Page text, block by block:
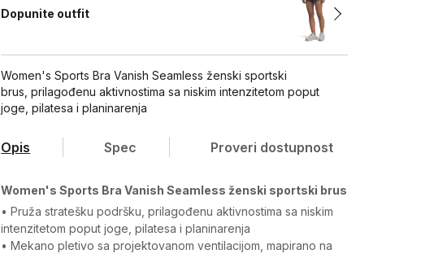
Dopunite outfit
Women's Sports Bra Vanish Seamless ženski sportski
brus, prilagođenu aktivnostima sa niskim intenzitetom poput
joge, pilatesa i planinarenja
Opis Spec Proveri dostupnost
Women's Sports Bra Vanish Seamless ženski sportski brus
• Pruža stratešku podršku, prilagođenu aktivnostima sa niskim
intenzitetom poput joge, pilatesa i planinarenja
• Mekano pletivo sa projektovanom ventilacijom, mapirano na